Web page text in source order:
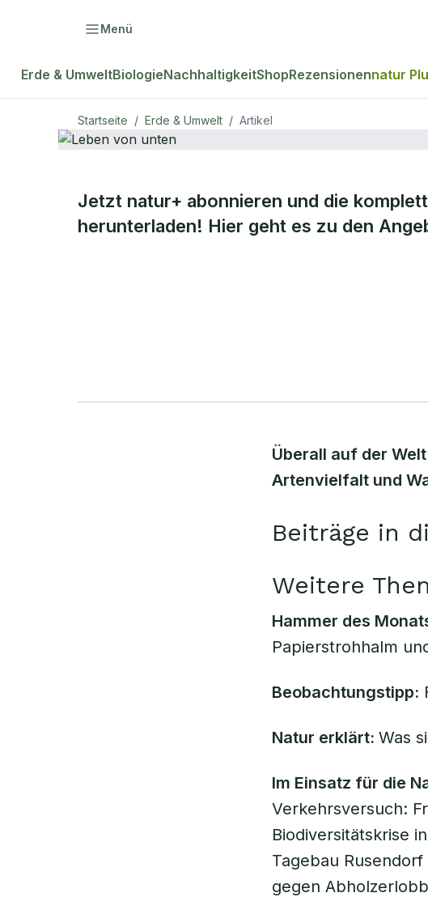
Menü
Erde & UmweltBiologieNachhaltigkeitShopRezensionennatur
Startseite / Erde & Umwelt / Artikel
ERDE & UMWELT
Leben von
Jetzt natur+ abonnieren und die
herunterladen! Hier geht es zu den
Überall auf der
Artenvielfalt und
Beiträge in
Weitere
Hammer des
Papierstrohhalm
Beobachtungstipp:
Natur erklärt: Was
Im Einsatz für die
Verkehrsversuch:
Biodiversitätskrise
Tagebau
gegen